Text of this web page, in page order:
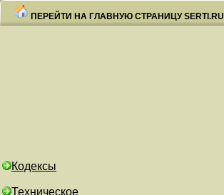
ПЕРЕЙТИ НА ГЛАВНУЮ СТРАНИЦУ SERTI.RU
Кодексы
Техническое